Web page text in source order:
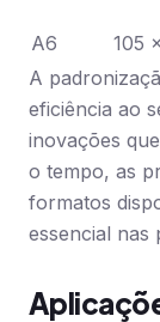
A6
105
A
eficiência ao
inovações
o tempo, as
formatos
essencial nas